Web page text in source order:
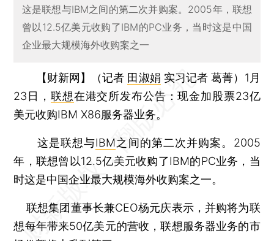
这是联想与IBM之间的第二次并购案。2005年，联想
曾以12.5亿美元收购了IBM的PC业务，当时这是中国
企业最大规模海外收购案之一
【财新网】（记者 田淑娟 实习记者 葛菁） 1月
23日， 联想在港交所发布公告：现金加股票23亿
美元收购IBM X86服务器业务。
这是联想与IBM之间的第二次并购案。2005
年，联想曾以12.5亿美元收购了IBM的PC业务，当
时这是中国企业最大规模海外收购案之一。
联想集团董事长兼CEO杨元庆表示，并购将为联
想每年带来50亿美元的营收，联想服务器业务的市